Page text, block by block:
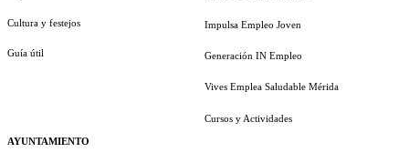
Cultura y festejos
Guía útil
AYUNTAMIENTO
Impulsa Empleo Joven
Generación IN Empleo
Vives Emplea Saludable Mérida
Cursos y Actividades